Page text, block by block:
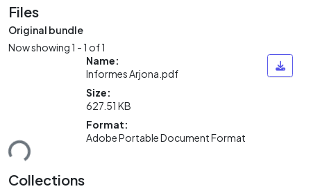
Files
Original bundle
Now showing1 - 1 of 1
Name:
Informes Arjona.pdf
Size:
627.51 KB
Format:
Adobe Portable Document Format
Collections